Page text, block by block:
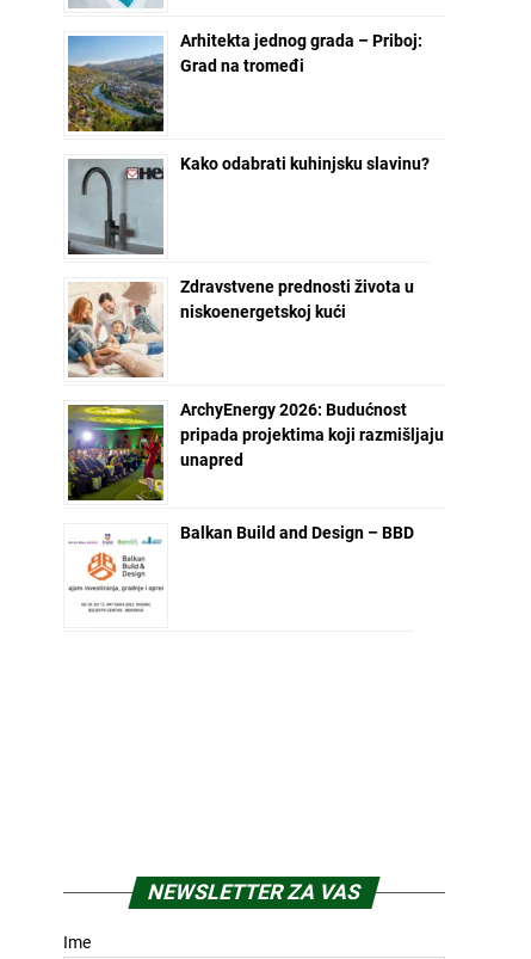
Arhitekta jednog grada – Priboj:
Grad na tromeđi
Kako odabrati kuhinjsku slavinu?
Zdravstvene prednosti života u
niskoenergetskoj kući
ArchyEnergy 2026: Budućnost
pripada projektima koji razmišljaju
unapred
Balkan Build and Design – BBD
NEWSLETTER ZA VAS
Ime